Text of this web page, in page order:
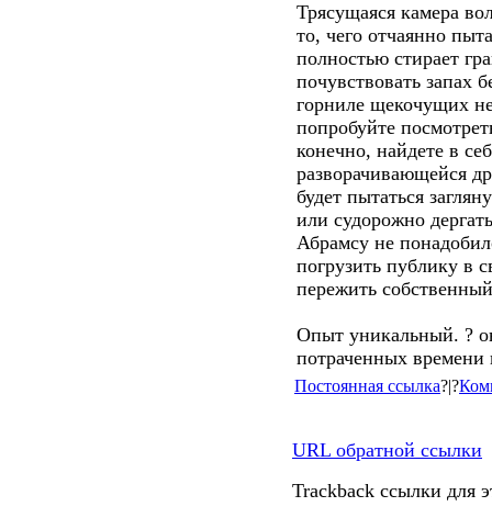
Трясущаяся камера
то, чего отчаянно
полностью стирает
почувствовать запах
горниле щекочущих
попробуйте
конечно, найдете в
разворачивающейся
будет пытаться
или судорожно
Абрамсу не
погрузить публику в
пережить
Опыт уникальный. ?
потраченных времени
Постоянная ссылка?|?
URL обратной ссылки
Trackback ссылки для